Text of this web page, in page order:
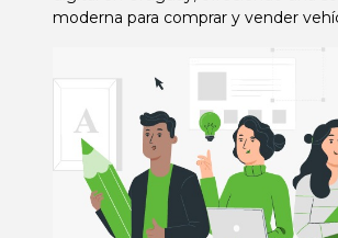
moderna para comprar y vender